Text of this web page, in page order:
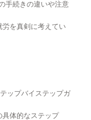
手続きの違いや注意
を真剣に考えてい
ップバイステップガ
具体的なステップ